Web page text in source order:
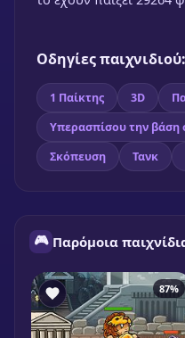
Οδηγίες παιχνιδιού:
1 Παίκτης 3D
Υπερασπίσου την βάση
Σκόπευση
Τανκ
🎮 Παρόμοια
87%